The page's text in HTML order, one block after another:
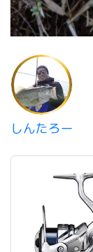
しんたろー